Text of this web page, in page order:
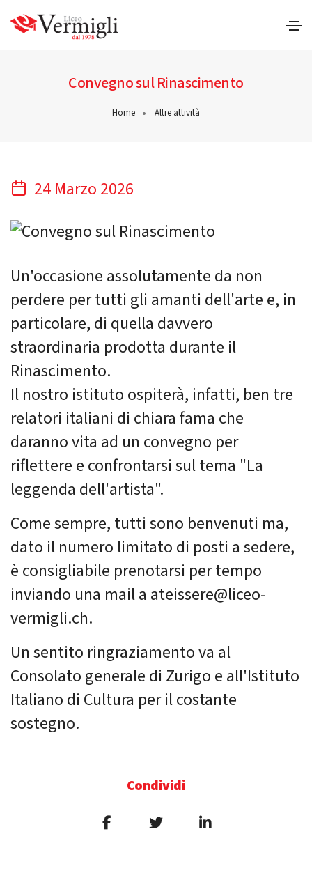
Convegno sul Rinascimento
Home Altre attività
24 Marzo 2026
Un'occasione assolutamente da non
perdere per tutti gli amanti dell'arte e, in
particolare, di quella davvero
straordinaria prodotta durante il
Rinascimento.
Il nostro istituto ospiterà, infatti, ben tre
relatori italiani di chiara fama che
daranno vita ad un convegno per
riflettere e confrontarsi sul tema "La
leggenda dell'artista".
Come sempre, tutti sono benvenuti ma,
dato il numero limitato di posti a sedere,
è consigliabile prenotarsi per tempo
inviando una mail a ateissere@liceo-
vermigli.ch.
Un sentito ringraziamento va al
Consolato generale di Zurigo e all'Istituto
Italiano di Cultura per il costante
sostegno.
Condividi